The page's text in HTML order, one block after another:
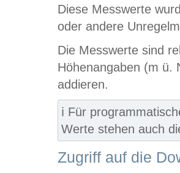
Diese Messwerte
oder andere
Die Messwerte sind
Höhenangaben (m ü.
addieren.
ℹ️ Für
Werte stehen auch
Zugriff auf die